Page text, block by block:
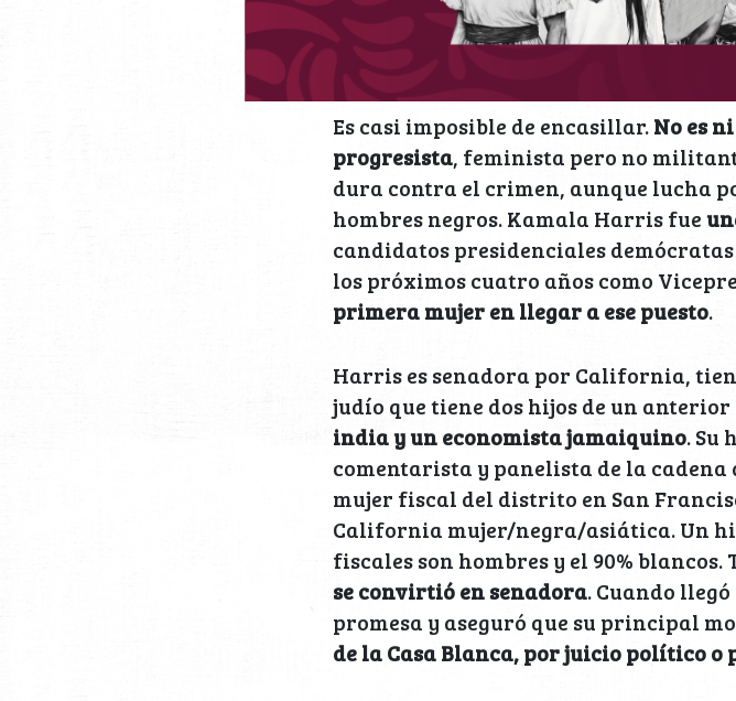
Es casi imposible de encasillar.No es
progresista, feminista pero no
dura contra el crimen, aunque lucha
hombres negros. Kamala Harris fue
candidatos presidenciales
los próximos cuatro años como
primera mujer en llegar a ese puesto.
Harris es senadora por California,
judío que tiene dos hijos de un
india y un economista jamaiquino. Su
comentarista y panelista de la cadena
mujer fiscal del distrito en San
California mujer/negra/asiática. Un
fiscales son hombres y el 90% blancos.
se convirtió en senadora. Cuando
promesa y aseguró que su principal
de la Casa Blanca, por juicio político o